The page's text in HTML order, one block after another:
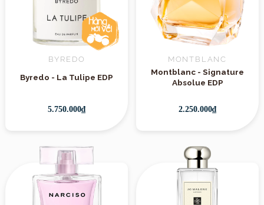
BYREDO
Byredo - La Tulipe EDP
5.750.000₫
MONTBLANC
Montblanc - Signature
Absolue EDP
2.250.000₫